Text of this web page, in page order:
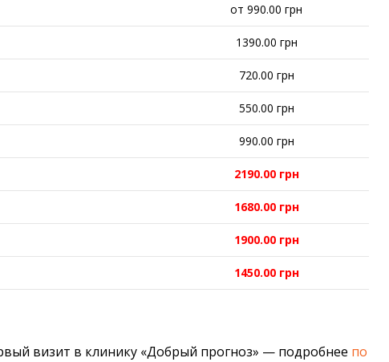
от 990.00 грн
1390.00 грн
720.00 грн
550.00 грн
990.00 грн
2190.00 грн
1680.00 грн
1900.00 грн
1450.00 грн
визит в клинику «Добрый прогноз» — подробнее по